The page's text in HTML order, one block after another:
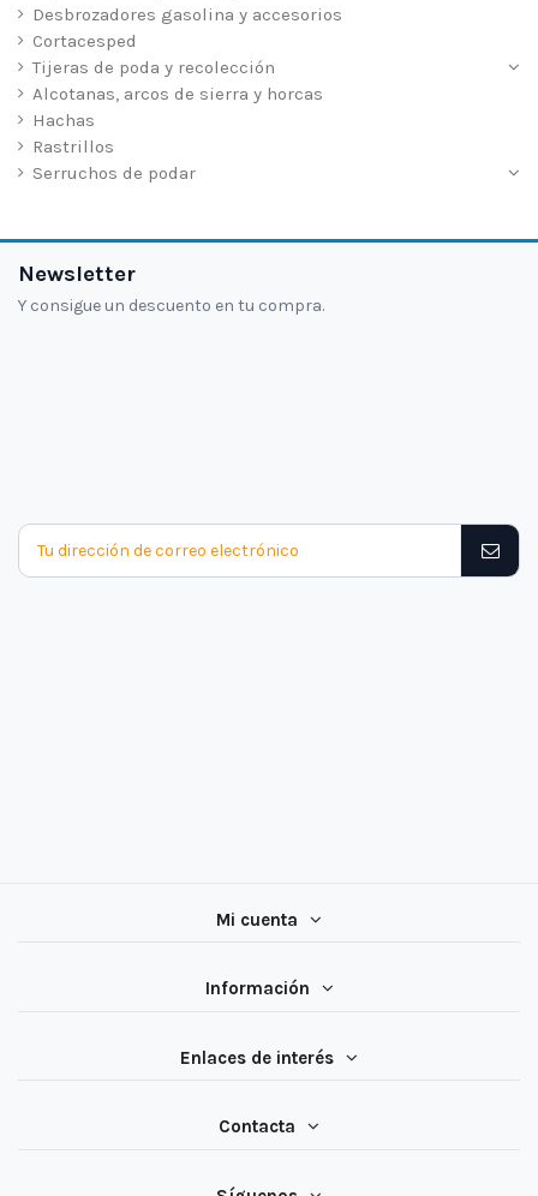
Desbrozadores gasolina y accesorios
Cortacesped
Tijeras de poda y recolección
Alcotanas, arcos de sierra y horcas
Hachas
Rastrillos
Serruchos de podar
Newsletter
Y consigue un descuento en tu compra.
Mi cuenta
Información
Enlaces de interés
Contacta